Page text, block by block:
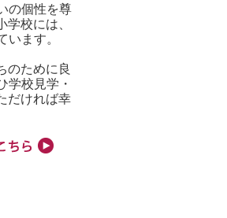
の個性を尊
校には、
ます。
のために良
学校見学・
だければ幸